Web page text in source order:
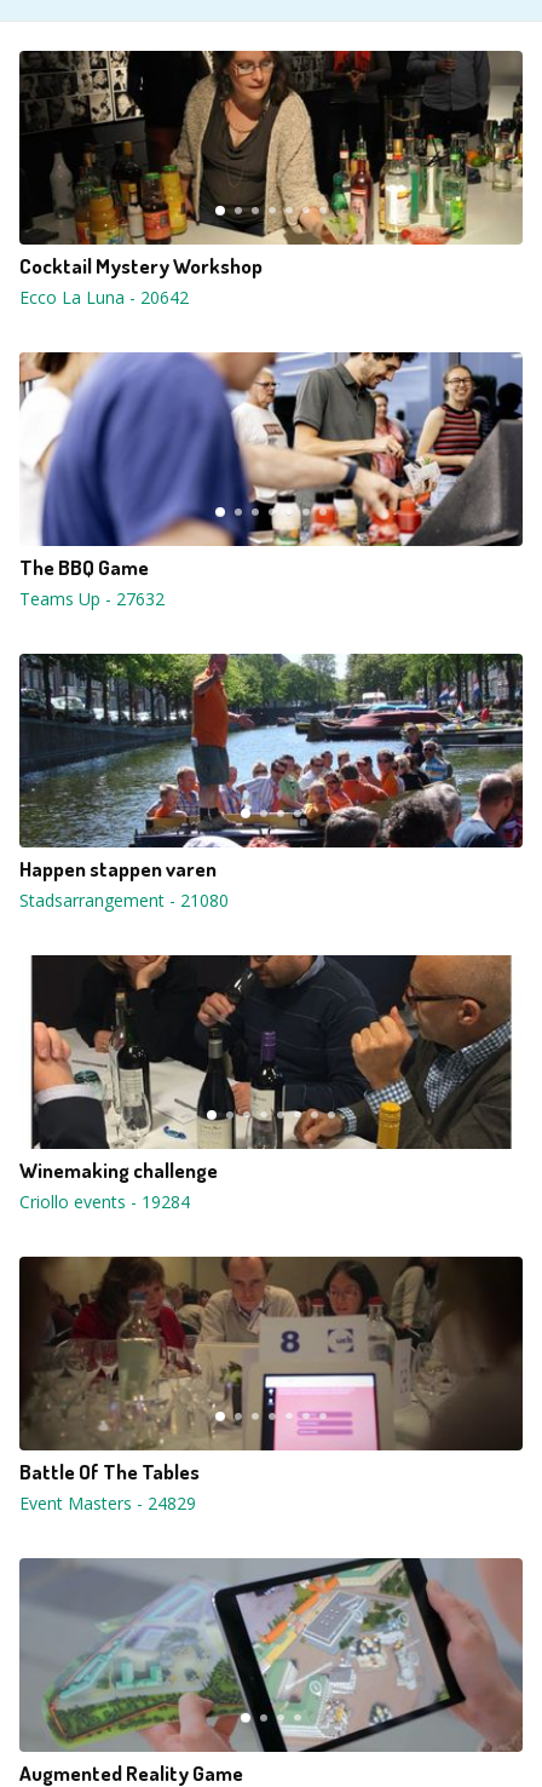
Cocktail Mystery Workshop
Ecco La Luna - 20642
The BBQ Game
Teams Up - 27632
Happen stappen varen
Stadsarrangement - 21080
Winemaking challenge
Criollo events - 19284
Battle Of The Tables
Event Masters - 24829
Augmented Reality Game